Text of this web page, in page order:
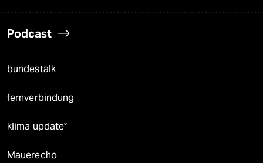
Podcast
bundestalk
fernverbindung
klima update°
Mauerecho